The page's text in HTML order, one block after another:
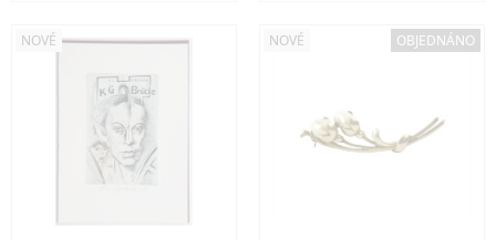
NOVÉ NOVÉ OBJEDNÁNO